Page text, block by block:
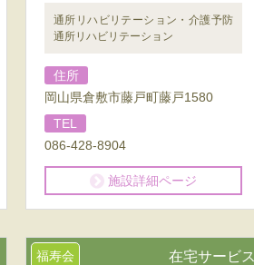
通所リハビリテーション・介護予防
通所リハビリテーション
住所
岡山県倉敷市藤戸町藤戸1580
TEL
086-428-8904
施設詳細ページ
福寿会 在宅サービス